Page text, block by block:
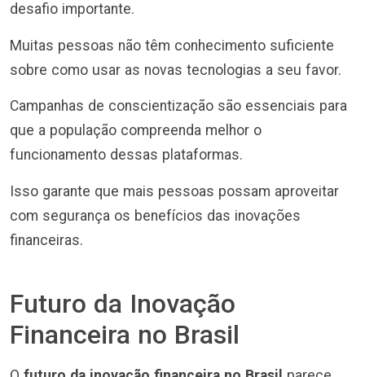
desafio importante.
Muitas pessoas não têm conhecimento suficiente
sobre como usar as novas tecnologias a seu favor.
Campanhas de conscientização são essenciais para
que a população compreenda melhor o
funcionamento dessas plataformas.
Isso garante que mais pessoas possam aproveitar
com segurança os benefícios das inovações
financeiras.
Futuro da Inovação
Financeira no Brasil